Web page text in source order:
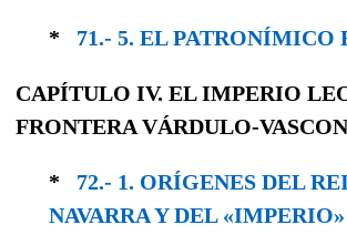
* 71.- 5. EL PATRONÍMICO
CAPÍTULO IV. EL IMPERIO
FRONTERA VÁRDULO-
* 72.- 1. ORÍGENES DEL
NAVARRA Y DEL